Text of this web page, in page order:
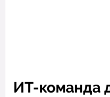
ИТ-команда